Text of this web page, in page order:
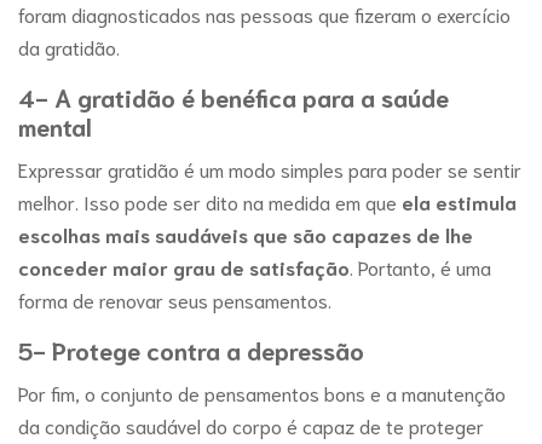
foram diagnosticados nas pessoas que fizeram o exercício
da gratidão.
4- A gratidão é benéfica para a saúde
mental
Expressar gratidão é um modo simples para poder se sentir
melhor. Isso pode ser dito na medida em que ela estimula
escolhas mais saudáveis que são capazes de lhe
conceder maior grau de satisfação. Portanto, é uma
forma de renovar seus pensamentos.
5- Protege contra a depressão
Por fim, o conjunto de pensamentos bons e a manutenção
da condição saudável do corpo é capaz de te proteger